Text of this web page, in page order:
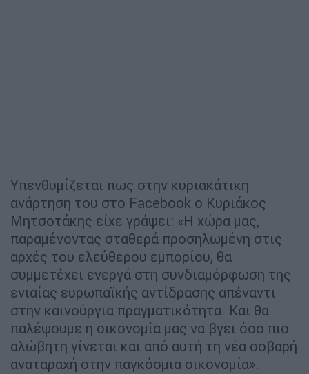
Υπενθυμίζεται πως στην κυριακάτικη
ανάρτηση του στο Facebook ο Κυριάκος
Μητσοτάκης είχε γράψει: «Η χώρα μας,
παραμένοντας σταθερά προσηλωμένη στις
αρχές του ελεύθερου εμπορίου, θα
συμμετέχει ενεργά στη συνδιαμόρφωση της
ενιαίας ευρωπαϊκής αντίδρασης απέναντι
στην καινούργια πραγματικότητα. Και θα
παλέψουμε η οικονομία μας να βγει όσο πιο
αλώβητη γίνεται και από αυτή τη νέα σοβαρή
αναταραχή στην παγκόσμια οικονομία».